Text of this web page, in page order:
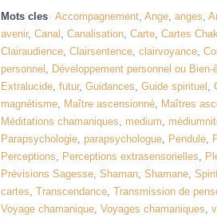
Mots cles Accompagnement,Ange,anges,
avenir,Canal ,Canalisation,Carte,Cartes
Clairaudience,Clairsentence,clairvoyance,
personnel , Développement personnel ou Bien-
Extralucide,futur,Guidances,Guide spirituel ,
magnétisme, Maître ascensionné, Maîtres
Méditations chamaniques, medium,
Parapsychologie, parapsychologue, Pendule,
Perceptions, Perceptions extrasensorielles,
Prévisions Sagesse,Shaman,Shamane,
cartes,Transcendance,Transmission de
Voyage chamanique,Voyages chamaniques,